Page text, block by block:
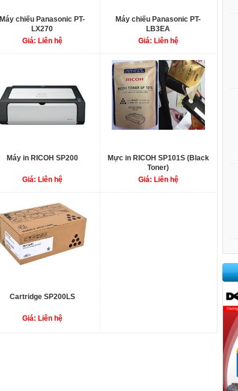
Máy chiếu Panasonic PT-
LX270
Giá: Liên hệ
Máy chiếu Panasonic PT-
LB3EA
Giá: Liên hệ
Máy in RICOH SP200
Giá: Liên hệ
Mực in RICOH SP101S (Black
Toner)
Giá: Liên hệ
Cartridge SP200LS
Giá: Liên hệ